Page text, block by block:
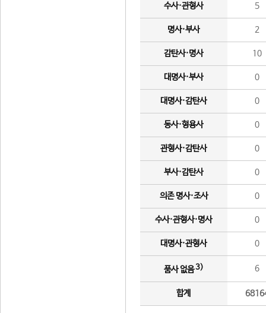
수사·관형사 5
명사·부사 2
감탄사·명사 10
대명사·부사 0
대명사·감탄사 0
동사·형용사 0
관형사·감탄사 0
부사·감탄사 0
의존 명사·조사 0
수사·관형사·명사 0
대명사·관형사 0
품사 없음3) 6
합계